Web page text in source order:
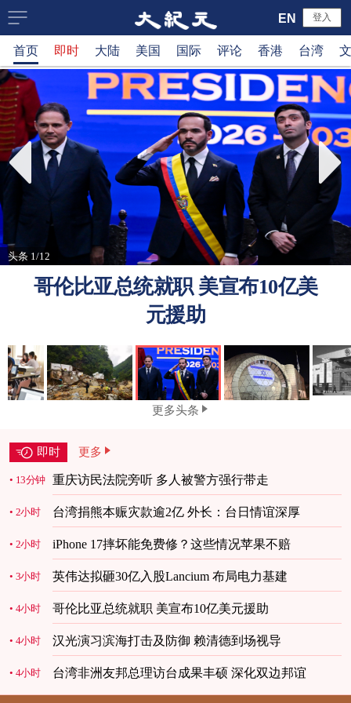
大
纪
元
新
闻
网
登入
EN
首页 即时 大陆 美国 国际 评论 香港 台湾
头条 1/12
哥伦比亚总统就职 美宣布10亿美
元援助
更多头条
即时 更多
13分钟 重庆访民法院旁听 多人被警方强行带走
2小时 台湾捐熊本赈灾款逾2亿 外长：台日情谊深厚
2小时 iPhone 17摔坏能免费修？这些情况苹果不赔
3小时 英伟达拟砸30亿入股Lancium 布局电力基建
4小时 哥伦比亚总统就职 美宣布10亿美元援助
4小时 汉光演习滨海打击及防御 赖清德到场视导
4小时 台湾非洲友邦总理访台成果丰硕 深化双边邦谊